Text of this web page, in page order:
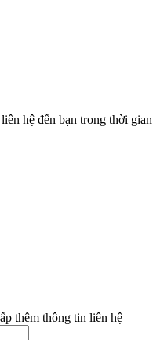
hệ đến bạn trong thời gian
thêm thông tin liên hệ